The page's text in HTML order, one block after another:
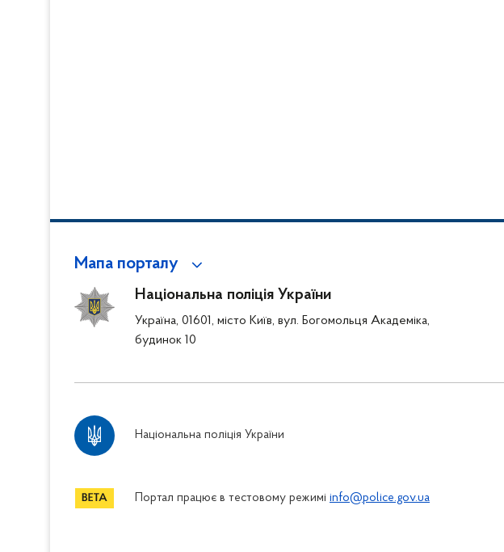
Мапа порталу
Національна поліція України
Україна, 01601, місто Київ, вул. Богомольця Академіка,
будинок 10
Національна поліція України
Портал працює в тестовому режимі info@police.gov.ua